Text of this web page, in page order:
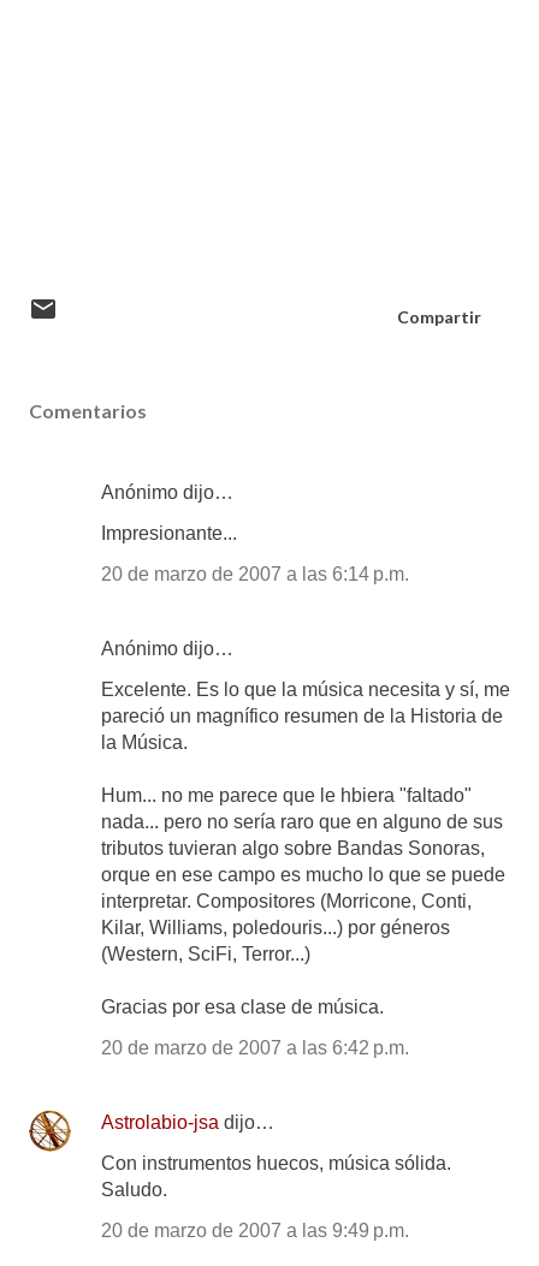
Compartir
Comentarios
Anónimo dijo…
Impresionante...
20 de marzo de 2007 a las 6:14 p.m.
Anónimo dijo…
Excelente. Es lo que la música necesita y sí, me
pareció un magnífico resumen de la Historia de
la Música.
Hum... no me parece que le hbiera "faltado"
nada... pero no sería raro que en alguno de sus
tributos tuvieran algo sobre Bandas Sonoras,
orque en ese campo es mucho lo que se puede
interpretar. Compositores (Morricone, Conti,
Kilar, Williams, poledouris...) por géneros
(Western, SciFi, Terror...)
Gracias por esa clase de música.
20 de marzo de 2007 a las 6:42 p.m.
Astrolabio-jsa dijo…
Con instrumentos huecos, música sólida.
Saludo.
20 de marzo de 2007 a las 9:49 p.m.